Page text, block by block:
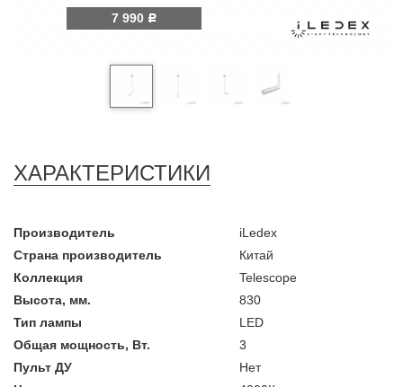
7 990 Р
ХАРАКТЕРИСТИКИ
Производитель
iLedex
Страна производитель
Китай
Коллекция
Telescope
Высота, мм.
830
Тип лампы
LED
Общая мощность, Вт.
3
Пульт ДУ
Нет